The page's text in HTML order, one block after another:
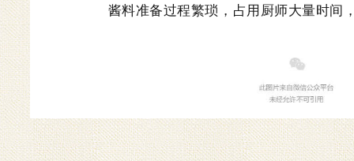
酱料准备过程繁琐，占用厨师大量时间